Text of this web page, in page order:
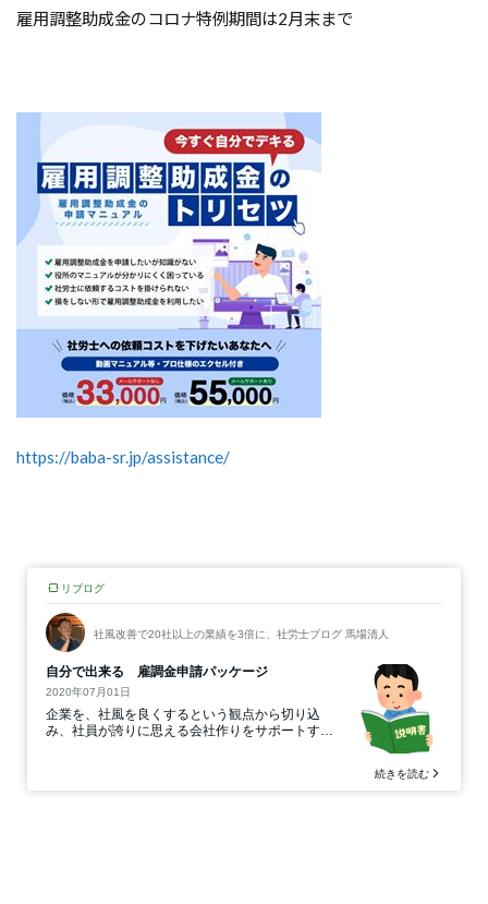
雇用調整助成金のコロナ特例期間は2月末まで
https://baba-sr.jp/assistance/